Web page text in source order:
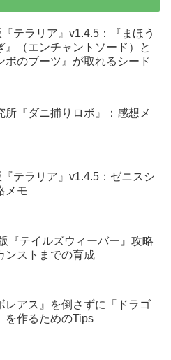
テラリア』v1.4.5：『まほう
』（エンチャントソード）と
ボのブーツ』が取れるシード
所『ダニ捕りロボ』：感想メ
テラリア』v1.4.5：ゼニスシ
メモ
『テイルズウィーバー』攻略
ンストまでの育成
レアス』を倒さずに「ドラゴ
を作るためのTips